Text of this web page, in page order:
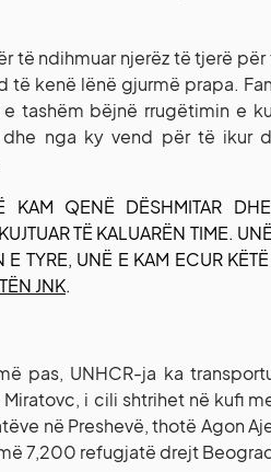
të ndihmuar njerëz të tjerë
të kenë lënë gjurmë prapa.
tashëm bëjnë rrugëtimin e
dhe nga ky vend për të ikur
KAM QENË DËSHMITAR
TË KALUARËN TIME.
TYRE, UNË E KAM ECUR
JNK.
pas, UNHCR-ja ka
i cili shtrihet në kufi
në Preshevë, thotë Agon
7,200 refugjatë drejt